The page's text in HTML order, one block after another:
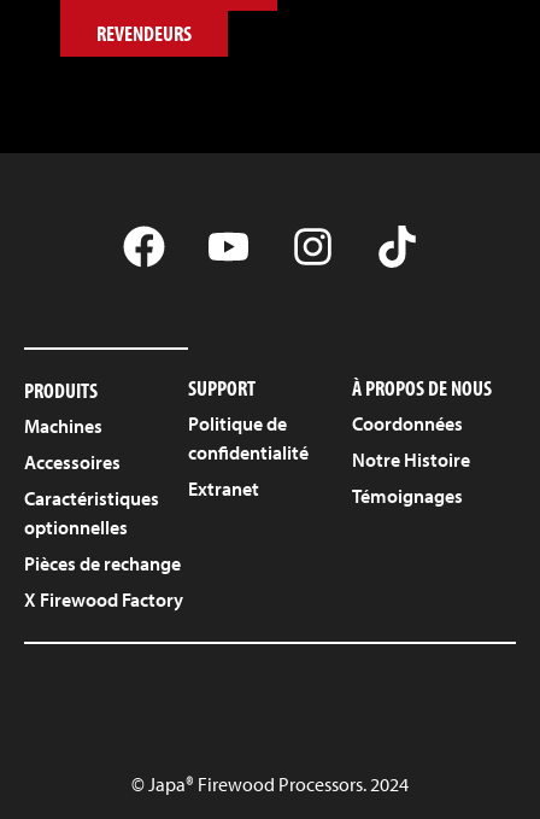
REVENDEURS
PRODUITS
Machines
Accessoires
Caractéristiques
optionnelles
Pièces de rechange
X Firewood Factory
SUPPORT
Politique de
confidentialité
Extranet
À PROPOS DE NOUS
Coordonnées
Notre Histoire
Témoignages
© Japa® Firewood Processors. 2024